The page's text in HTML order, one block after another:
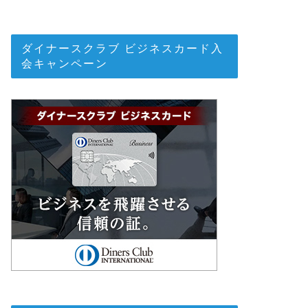
ダイナースクラブ ビジネスカード入
会キャンペーン